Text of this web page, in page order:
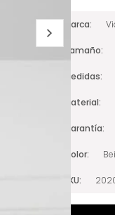
Marca
Tamaño
Medidas
Material
Garantía
Color
SKU